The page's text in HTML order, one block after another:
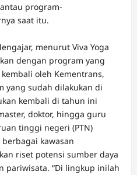
program-
saat itu.
menurut Viva Yoga
dengan program yang
oleh Kementrans,
yang sudah dilakukan di
kembali di tahun ini
doktor, hingga guru
tinggi negeri (PTN)
kawasan
riset potensi sumber daya
pariwisata. “Di lingkup inilah